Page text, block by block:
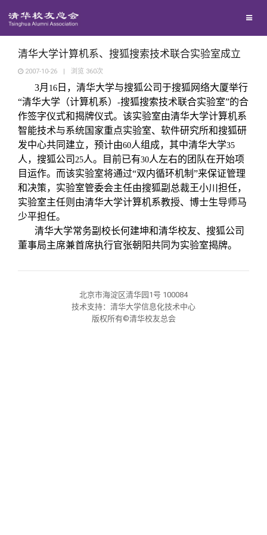
地区联络
年级联络
院系校友工作
专业委员会
兴趣群体
西南联大校友会
回馈母校
捐赠项目
捐赠新闻
捐赠纪事
捐赠方法
义工计划
媒体平台
《清华校友通讯》
《水木清华》
我要订阅
新媒体平台
百年清华
清华人物
清华故事
青春风采
校友文苑
校友讲坛
校友服务
终身学习
信息化服务
三创大赛
实用信息
校友总会
总会简介
会长致辞
总会章程
关闭
清华大学计算机系、搜狐搜索技术联合实验室成立
2007-10-26 | 浏览 360次
3月 16 日 ，清华大学与搜狐公司于搜狐网络大厦举行
“清华大学（计算机系） -搜狐搜索技术联合实验室”的合
作签字仪式和揭牌仪式。该实验室由清华大学计算机系
智能技术与系统国家重点实验室、软件研究所和搜狐研
发中心共同建立，预计由60人组成，其中清华大学35
人，搜狐公司 25人。目前已有30人左右的团队在开始项
目运作。而该实验室将通过“双内循环机制”来保证管理
和决策，实验室管委会主任由搜狐副总裁王小川担任，
实验室主任则由清华大学计算机系教授、博士生导师马
少平担任。
清华大学常务副校长何建坤和清华校友、搜狐公司
董事局主席兼首席执行官张朝阳共同为实验室揭牌。
北京市海淀区清华园1号 100084
技术支持：清华大学信息化技术中心
版权所有©清华校友总会